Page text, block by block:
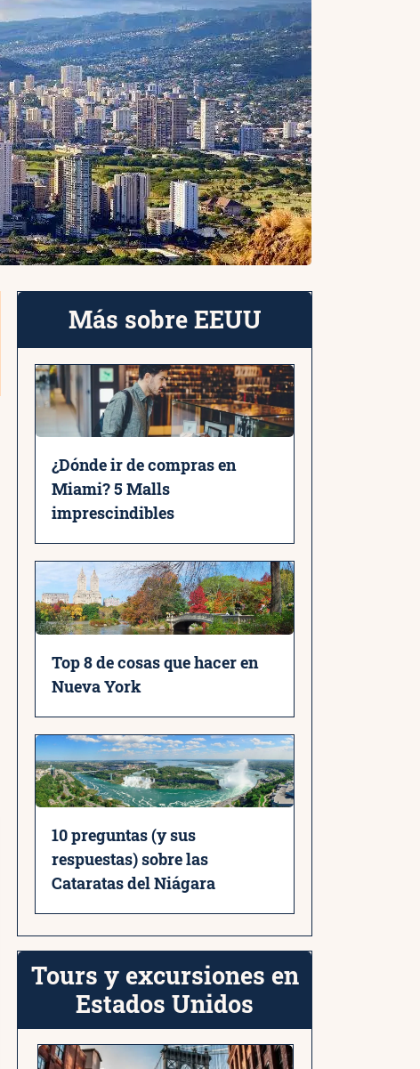
Más sobre EEUU
¿Dónde ir de compras en
Miami? 5 Malls
imprescindibles
Top 8 de cosas que hacer en
Nueva York
10 preguntas (y sus
respuestas) sobre las
Cataratas del Niágara
Tours y excursiones en
Estados Unidos